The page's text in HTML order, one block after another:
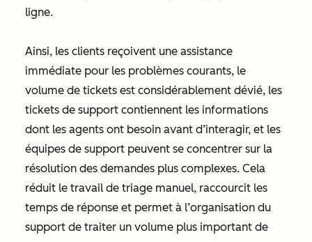
ligne.
Ainsi, les clients reçoivent une assistance
immédiate pour les problèmes courants, le
volume de tickets est considérablement dévié, les
tickets de support contiennent les informations
dont les agents ont besoin avant d’interagir, et les
équipes de support peuvent se concentrer sur la
résolution des demandes plus complexes. Cela
réduit le travail de triage manuel, raccourcit les
temps de réponse et permet à l’organisation du
support de traiter un volume plus important de